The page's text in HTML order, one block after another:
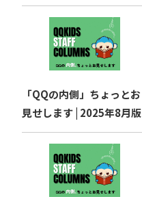
「QQの内側」ちょっとお
見せします | 2025年8月版